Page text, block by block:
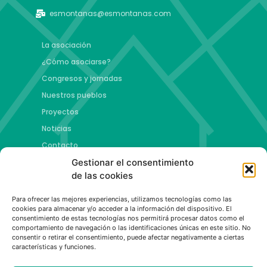
Gestionar el consentimiento
de las cookies
Para ofrecer las mejores experiencias, utilizamos tecnologías como las
cookies para almacenar y/o acceder a la información del dispositivo. El
consentimiento de estas tecnologías nos permitirá procesar datos como el
comportamiento de navegación o las identificaciones únicas en este sitio. No
consentir o retirar el consentimiento, puede afectar negativamente a ciertas
características y funciones.
esmontanas@esmontanas.com
La asociación
¿Cómo asociarse?
Congresos y jornadas
Nuestros pueblos
Proyectos
Noticias
Contacto
Proyectos
Copa esMontañas
Red de emprendimiento de base tecnológica
Capital Española de las Montañas